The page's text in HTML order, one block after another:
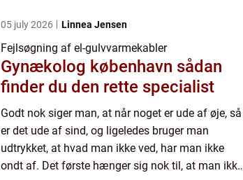
05 july 2026 Linnea Jensen
Fejlsøgning af el-gulvvarmekabler
Gynækolog københavn sådan
finder du den rette specialist
Godt nok siger man, at når noget er ude af øje, så
er det ude af sind, og ligeledes bruger man
udtrykket, at hvad man ikke ved, har man ikke
ondt af. Det første hænger sig nok til, at man ikke